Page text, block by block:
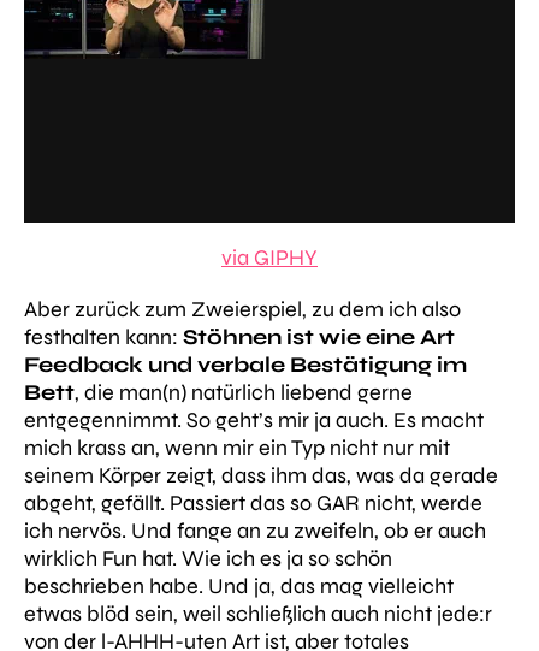
via GIPHY
Aber zurück zum Zweierspiel, zu dem ich also
festhalten kann: Stöhnen ist wie eine Art
Feedback und verbale Bestätigung im
Bett, die man(n) natürlich liebend gerne
entgegennimmt. So geht’s mir ja auch. Es macht
mich krass an, wenn mir ein Typ nicht nur mit
seinem Körper zeigt, dass ihm das, was da gerade
abgeht, gefällt. Passiert das so GAR nicht, werde
ich nervös. Und fange an zu zweifeln, ob er auch
wirklich Fun hat. Wie ich es ja so schön
beschrieben habe. Und ja, das mag vielleicht
etwas blöd sein, weil schließlich auch nicht jede:r
von der l-AHHH-uten Art ist, aber totales